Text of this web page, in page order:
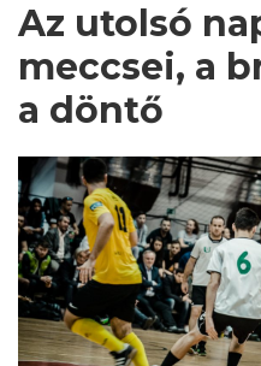
Az utolsó
meccsei, a
a döntő